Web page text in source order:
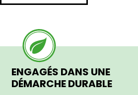
ENGAGÉS DANS UNE
DÉMARCHE DURABLE